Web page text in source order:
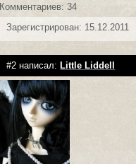
Комментариев: 34
Зарегистрирован: 15.12.2011
#2 написал: Little Liddell